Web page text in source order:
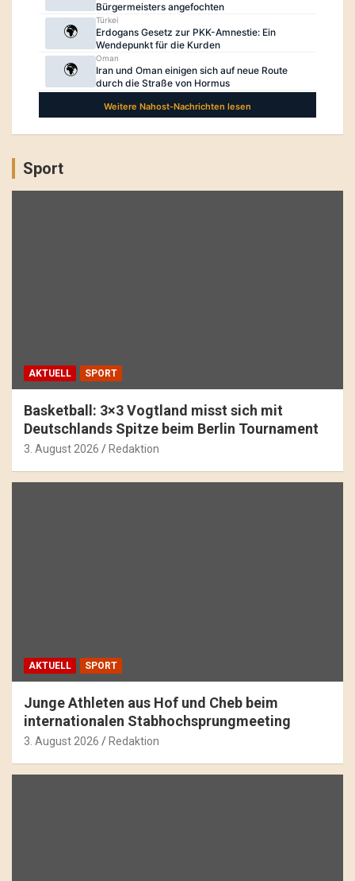
Sport
AKTUELL SPORT
Basketball: 3×3 Vogtland misst sich mit
Deutschlands Spitze beim Berlin Tournament
3. August 2026 Redaktion
AKTUELL SPORT
Junge Athleten aus Hof und Cheb beim
internationalen Stabhochsprungmeeting
3. August 2026 Redaktion